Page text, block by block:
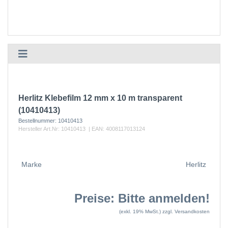
Herlitz Klebefilm 12 mm x 10 m transparent
(10410413)
Bestellnummer: 10410413
Hersteller Art.Nr: 10410413 | EAN: 4008117013124
Marke Herlitz
Preise: Bitte anmelden!
(exkl. 19% MwSt.) zzgl. Versandkosten